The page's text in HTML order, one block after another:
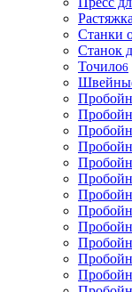
Станки
Станок
Точило6